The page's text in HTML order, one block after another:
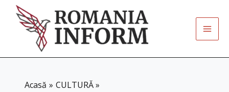
content
Acasă
CULTURĂ